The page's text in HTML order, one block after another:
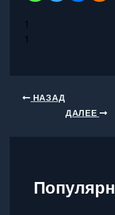
1
1
НАЗАД
ДАЛЕЕ